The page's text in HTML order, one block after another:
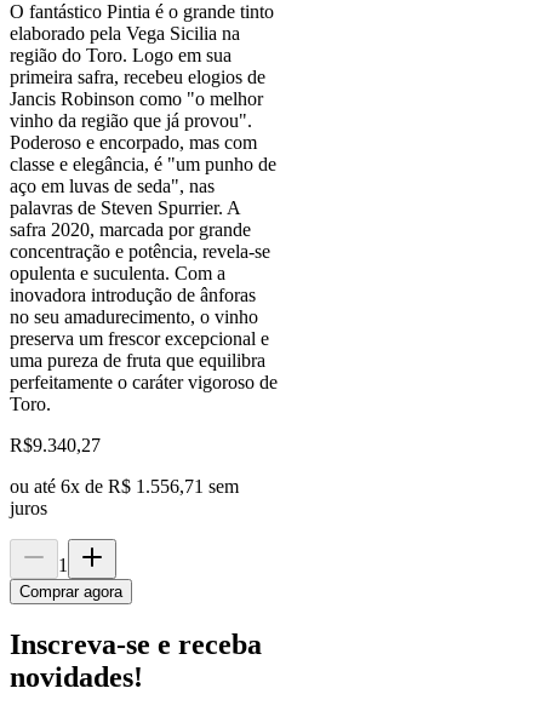
O fantástico Pintia é o grande tinto
elaborado pela Vega Sicilia na
região do Toro. Logo em sua
primeira safra, recebeu elogios de
Jancis Robinson como "o melhor
vinho da região que já provou".
Poderoso e encorpado, mas com
classe e elegância, é "um punho de
aço em luvas de seda", nas
palavras de Steven Spurrier. A
safra 2020, marcada por grande
concentração e potência, revela-se
opulenta e suculenta. Com a
inovadora introdução de ânforas
no seu amadurecimento, o vinho
preserva um frescor excepcional e
uma pureza de fruta que equilibra
perfeitamente o caráter vigoroso de
Toro.
R$9.340,27
ou até 6x de R$ 1.556,71 sem
juros
1
Comprar agora
Inscreva-se e receba
novidades!